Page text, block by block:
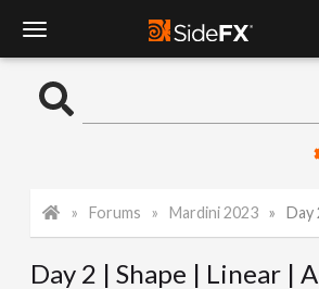
o
l
Forums Mardini 2023 Day 2 |
Day 2 | Shape | Linear |